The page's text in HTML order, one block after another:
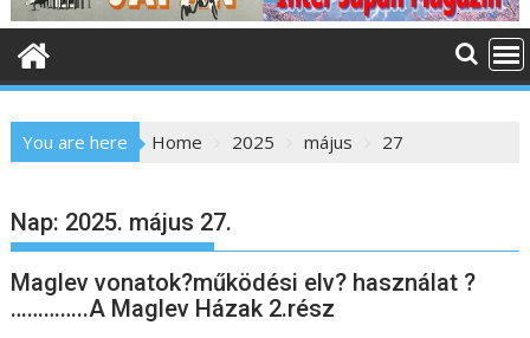
n
e
You are here Home 2025 május 27
Nap: 2025. május 27.
Maglev vonatok?működési elv? használat ?
…………..A Maglev Házak 2.rész